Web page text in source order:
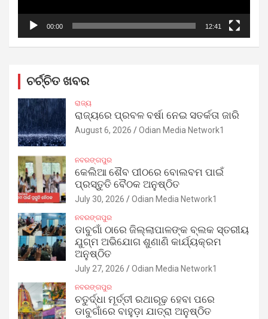
00:00 12:41
ଚର୍ଚ୍ଚିତ ଖବର
ରାଜ୍ୟ
ରାଜ୍ୟରେ ପ୍ରବଳ ବର୍ଷା ନେଇ ସତର୍କତା ଜାରି
August 6, 2026 Odian Media Network1
ନବରଙ୍ଗପୁର
କେଲିଆ ଶୈବ ପୀଠରେ ବୋଲବମ ପାଇଁ
ପ୍ରସ୍ତୁତି ବୈଠକ ଅନୁଷ୍ଠିତ
July 30, 2026 Odian Media Network1
ନବରଙ୍ଗପୁର
ଡାବୁଗାଁ ଠାରେ ଜିଲ୍ଲାପାଳଙ୍କ ବ୍ଲକ ସ୍ତରୀୟ
ଯୁଗ୍ମ ଅଭିଯୋଗ ଶୁଣାଣି କାର୍ଯ୍ୟକ୍ରମ
ଅନୁଷ୍ଠିତ
July 27, 2026 Odian Media Network1
ନବରଙ୍ଗପୁର
ଚତୁର୍ଦ୍ଧା ମୂର୍ତ୍ତୀ ରଥାରୂଢ଼ ହେବା ପରେ
ଡାବୁଗାଁରେ ବାହୁଡ଼ା ଯାତ୍ରା ଅନୁଷ୍ଠିତ